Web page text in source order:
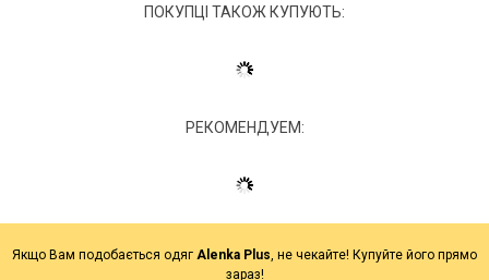
ПОКУПЦІ ТАКОЖ КУПУЮТЬ:
РЕКОМЕНДУЕМ:
Якщо Вам подобається одяг Alenka Plus , не чекайте! Купуйте його прямо
зараз!